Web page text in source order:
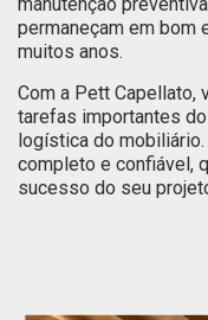
permaneçam em
muitos anos.
Com a Pett Capellato,
tarefas importantes
logística do
completo e confiável,
sucesso do seu